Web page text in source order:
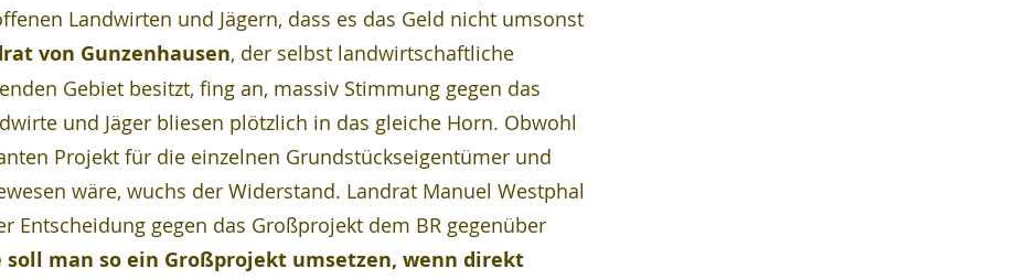
Landwirten und Jägern, dass es das Geld nicht umsonst
von Gunzenhausen, der selbst landwirtschaftliche
Gebiet besitzt, fing an, massiv Stimmung gegen das
und Jäger bliesen plötzlich in das gleiche Horn. Obwohl
Projekt für die einzelnen Grundstückseigentümer und
wäre, wuchs der Widerstand. Landrat Manuel Westphal
Entscheidung gegen das Großprojekt dem BR gegenüber
soll man so ein Großprojekt umsetzen, wenn direkt